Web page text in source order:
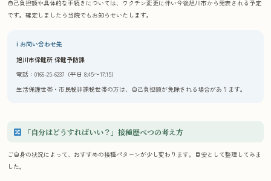
自己負担額や具体的な手続きについては、ワクチン変更に伴い今後旭川市から発表される予定
です。確定しましたら当院でもお知らせいたします。
ℹ お問い合わせ先
旭川市保健所 保健予防課
電話：0166-25-6237（平日 8:45〜17:15）
生活保護世帯・市民税非課税世帯の方は、自己負担額が免除される場合があります。
「自分はどうすればいい？」接種歴べつの考え方
ご自身の状況によって、おすすめの接種パターンが少し変わります。目安として整理してみま
した。